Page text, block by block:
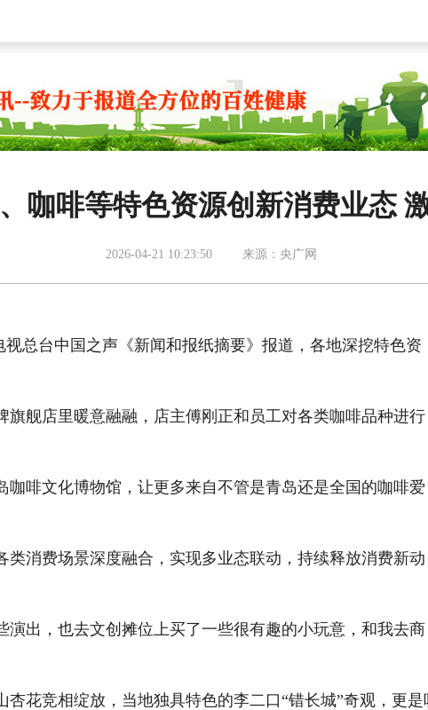
咖啡等特色资源创新消费业态
2026-04-21 10:23:50 来源：央广网
总台中国之声《新闻和报纸摘要》报道，各地深挖特色资
舰店里暖意融融，店主傅刚正和员工对各类咖啡品种进行
啡文化博物馆，让更多来自不管是青岛还是全国的咖啡爱
消费场景深度融合，实现多业态联动，持续释放消费新动
出，也去文创摊位上买了一些很有趣的小玩意，和我去商
花竞相绽放，当地独具特色的李二口“错长城”奇观，更是